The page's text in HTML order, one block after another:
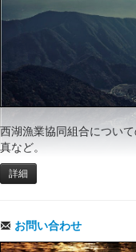
西湖漁業協同組合につい
真など。
詳細
お問い合わせ